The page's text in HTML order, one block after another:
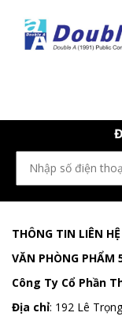
THÔNG TIN LIÊN HỆ
VĂN PHÒNG PHẨM
Công Ty Cổ Phần
Địa chỉ: 192 Lê